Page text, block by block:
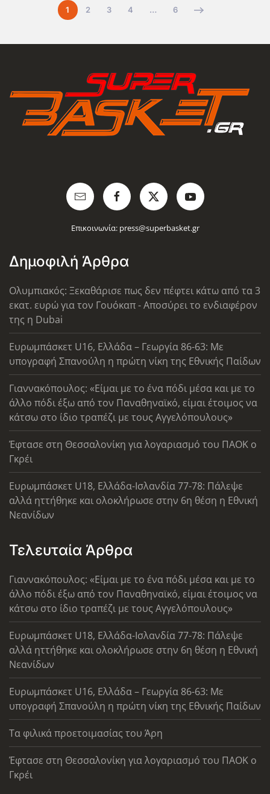
1 2 3 4 … 6
Επικοινωνία: press@superbasket.gr
Δημοφιλή Άρθρα
Ολυμπιακός: Ξεκαθάρισε πως δεν πέφτει κάτω από τα 3
εκατ. ευρώ για τον Γουόκαπ - Αποσύρει το ενδιαφέρον
της η Dubai
Ευρωμπάσκετ U16, Ελλάδα – Γεωργία 86-63: Με
υπογραφή Σπανούλη η πρώτη νίκη της Εθνικής Παίδων
Γιαννακόπουλος: «Είμαι με το ένα πόδι μέσα και με το
άλλο πόδι έξω από τον Παναθηναϊκό, είμαι έτοιμος να
κάτσω στο ίδιο τραπέζι με τους Αγγελόπουλους»
Έφτασε στη Θεσσαλονίκη για λογαριασμό του ΠΑΟΚ ο
Γκρέι
Ευρωμπάσκετ U18, Ελλάδα-Ισλανδία 77-78: Πάλεψε
αλλά ηττήθηκε και ολοκλήρωσε στην 6η θέση η Εθνική
Νεανίδων
Τελευταία Άρθρα
Γιαννακόπουλος: «Είμαι με το ένα πόδι μέσα και με το
άλλο πόδι έξω από τον Παναθηναϊκό, είμαι έτοιμος να
κάτσω στο ίδιο τραπέζι με τους Αγγελόπουλους»
Ευρωμπάσκετ U18, Ελλάδα-Ισλανδία 77-78: Πάλεψε
αλλά ηττήθηκε και ολοκλήρωσε στην 6η θέση η Εθνική
Νεανίδων
Ευρωμπάσκετ U16, Ελλάδα – Γεωργία 86-63: Με
υπογραφή Σπανούλη η πρώτη νίκη της Εθνικής Παίδων
Τα φιλικά προετοιμασίας του Άρη
Έφτασε στη Θεσσαλονίκη για λογαριασμό του ΠΑΟΚ ο
Γκρέι